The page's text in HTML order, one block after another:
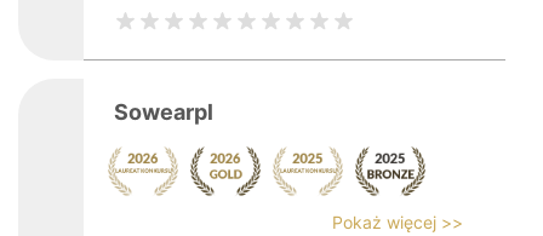
Sowearpl
Pokaż więcej >>